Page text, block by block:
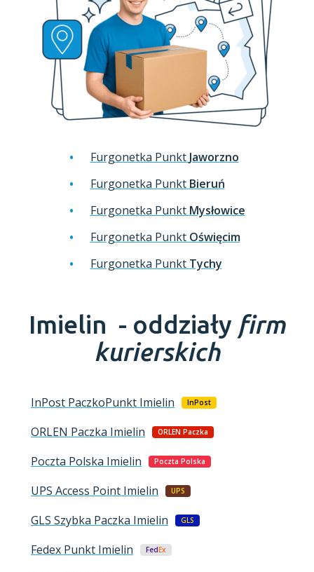
Furgonetka Punkt Jaworzno
Furgonetka Punkt Bieruń
Furgonetka Punkt Mysłowice
Furgonetka Punkt Oświęcim
Furgonetka Punkt Tychy
Imielin - oddziały firm
kurierskich
InPost PaczkoPunkt Imielin InPost
ORLEN Paczka Imielin ORLEN Paczka
Poczta Polska Imielin Poczta Polska
UPS Access Point Imielin UPS
GLS Szybka Paczka Imielin GLS
Fedex Punkt Imielin FedEx